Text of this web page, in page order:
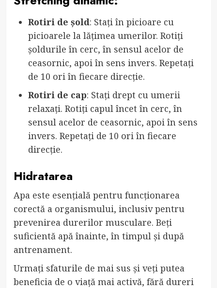
Rotiri de șold: Stați în picioare cu
picioarele la lățimea umerilor. Rotiți
șoldurile în cerc, în sensul acelor de
ceasornic, apoi în sens invers. Repetați
de 10 ori în fiecare direcție.
Rotiri de cap: Stați drept cu umerii
relaxați. Rotiți capul încet în cerc, în
sensul acelor de ceasornic, apoi în sens
invers. Repetați de 10 ori în fiecare
direcție.
Hidratarea
Apa este esențială pentru funcționarea
corectă a organismului, inclusiv pentru
prevenirea durerilor musculare. Beți
suficientă apă înainte, în timpul și după
antrenament.
Urmați sfaturile de mai sus și veți putea
beneficia de o viață mai activă, fără dureri